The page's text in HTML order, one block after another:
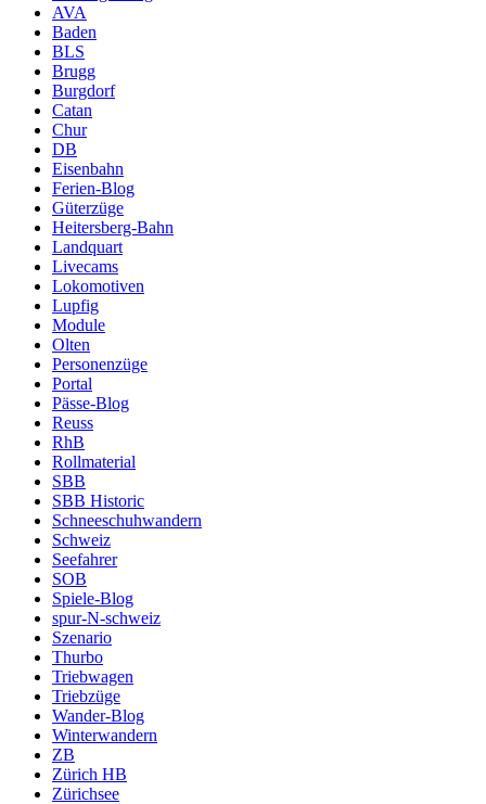
AVA
Baden
BLS
Brugg
Burgdorf
Catan
Chur
DB
Eisenbahn
Ferien-Blog
Güterzüge
Heitersberg-Bahn
Landquart
Livecams
Lokomotiven
Lupfig
Module
Olten
Personenzüge
Portal
Pässe-Blog
Reuss
RhB
Rollmaterial
SBB
SBB Historic
Schneeschuhwandern
Schweiz
Seefahrer
SOB
Spiele-Blog
spur-N-schweiz
Szenario
Thurbo
Triebwagen
Triebzüge
Wander-Blog
Winterwandern
ZB
Zürich HB
Zürichsee